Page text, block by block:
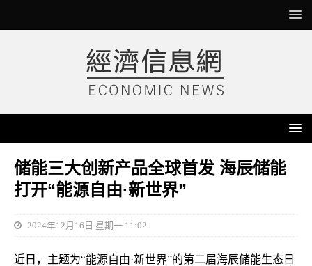
储能三大创新产品全球首发 海辰储能
打开“能源自由·新世界”
2024年12月16日 星期一 11:02
近日，主题为“能源自由·新世界”的第二届海辰储能生态日